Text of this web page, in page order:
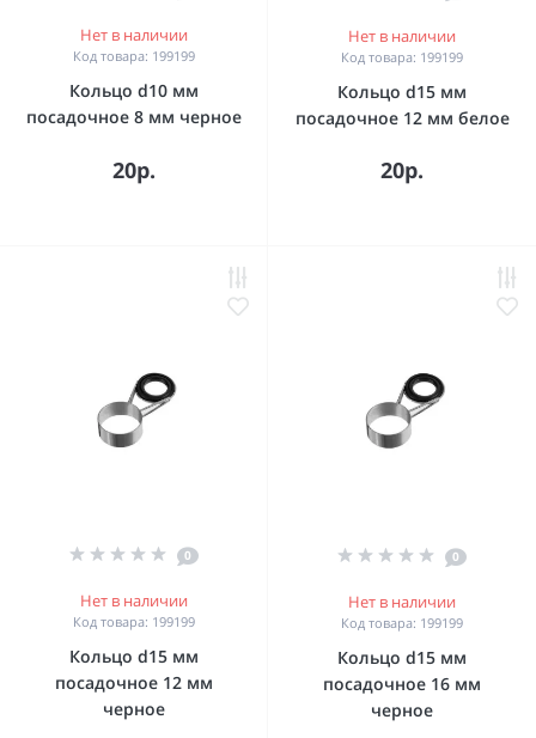
Нет в наличии
Код товара: 199199
Кольцо d10 мм
посадочное 8 мм черное
20р.
Нет в наличии
Код товара: 199199
Кольцо d15 мм
посадочное 12 мм белое
20р.
0
Нет в наличии
Код товара: 199199
Кольцо d15 мм
посадочное 12 мм
черное
0
Нет в наличии
Код товара: 199199
Кольцо d15 мм
посадочное 16 мм
черное